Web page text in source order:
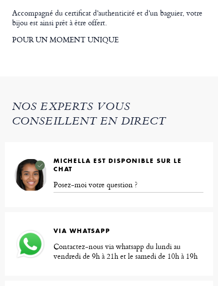
Accompagné du certificat d’authenticité et d’un baguier, votre
bijou est ainsi prêt à être offert.
POUR UN MOMENT UNIQUE
NOS EXPERTS VOUS
CONSEILLENT EN DIRECT
MICHELLA EST DISPONIBLE SUR LE
CHAT
Posez-moi votre question ?
VIA WHATSAPP
Contactez-nous via whatsapp du lundi au
vendredi de 9h à 21h et le samedi de 10h à 19h